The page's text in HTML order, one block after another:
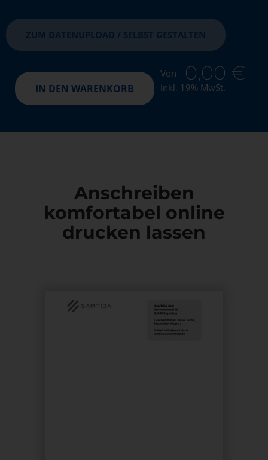
ZUM DATENUPLOAD / SELBST GESTALTEN
IN DEN WARENKORB
Von 0,00 €
inkl. 19% MwSt.
Anschreiben
komfortabel online
drucken lassen